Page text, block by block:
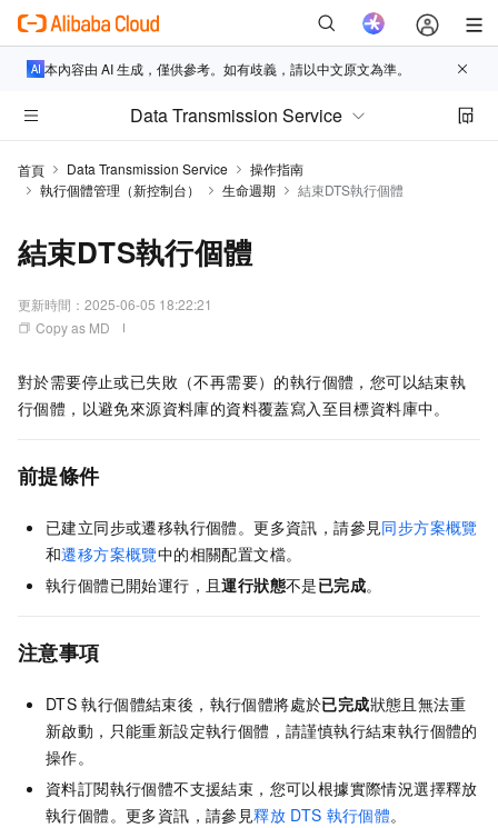
本內容由 AI 生成，僅供參考。如有歧義，請以中文原文為準。
Data Transmission Service
首頁 Data Transmission Service
操作指南
執行個體管理（新控制台）
生命週期 結束DTS執行個體
結束DTS執行個體
更新時間： 2025-06-05 18:22:21
Copy as MD
對於需要停止或已失敗（不再需要）的執行個體，您可以結束執
行個體，以避免來源資料庫的資料覆蓋寫入至目標資料庫中。
前提條件
已建立同步或遷移執行個體。更多資訊，請參見同步方案概覽
和遷移方案概覽中的相關配置文檔。
執行個體已開始運行，且運行狀態不是已完成。
注意事項
DTS 執行個體結束後，執行個體將處於已完成狀態且無法重
新啟動，只能重新設定執行個體，請謹慎執行結束執行個體的
操作。
資料訂閱執行個體不支援結束，您可以根據實際情況選擇釋放
執行個體。更多資訊，請參見釋放 DTS 執行個體。